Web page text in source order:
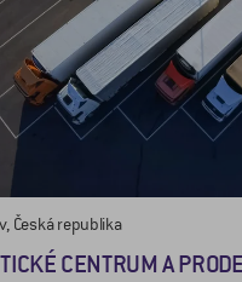
Česká republika
CENTRUM A